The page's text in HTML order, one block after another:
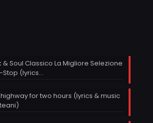
& Soul Classico La Migliore Selezione
Stop (lyrics…
for two hours (lyrics & music